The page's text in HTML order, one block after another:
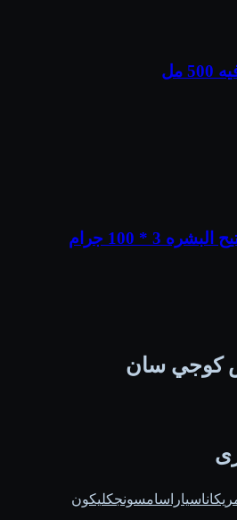
مل
3 * 100 جرام
كوجي سان
سيارا سامسونجكليكون